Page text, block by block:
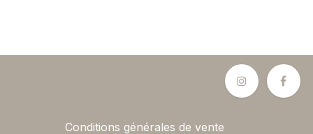
Conditions générales de vente